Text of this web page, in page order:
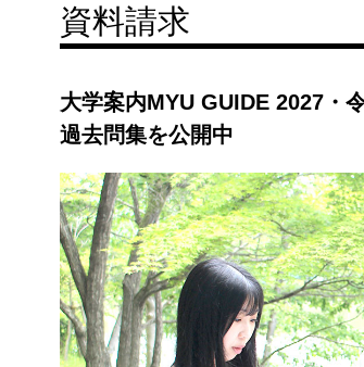
資料請求
大学案内MYU GUIDE 2027・
過去問集を公開中